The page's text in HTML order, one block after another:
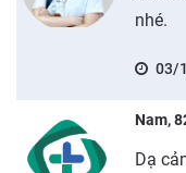
nhé.
03/
Nam,
Dạ